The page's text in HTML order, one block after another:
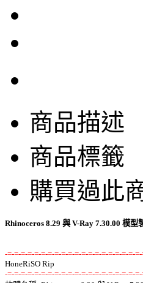
商品描述
商品標籤
購買過此
Rhinoceros 8.29 與 V-Ray 7.30.00 模
-=-=-=-=-=-=-=-=-=-=-=-=-=-=-=-=-=-=-=-
-=-=-=-=-=-=-=-=-=-=-=-=-=-=-=-=-=-=-=-